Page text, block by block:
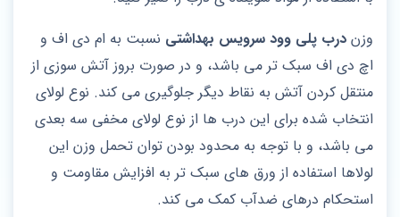
وزن درب پلی وود سرویس بهداشتی نسبت به ام دی اف و
اچ دی اف سبک تر می باشد، و در صورت بروز آتش سوزی از
منتقل کردن آتش به نقاط دیگر جلوگیری می کند. نوع لولای
انتخاب شده برای این درب ها از نوع لولای مخفی سه بعدی
می باشد، و با توجه به محدود بودن توان تحمل وزن این
لولا‌ها استفاده از ورق‌ های سبک‌ تر به افزایش مقاومت و
استحکام درهای ضدآب کمک می کند.